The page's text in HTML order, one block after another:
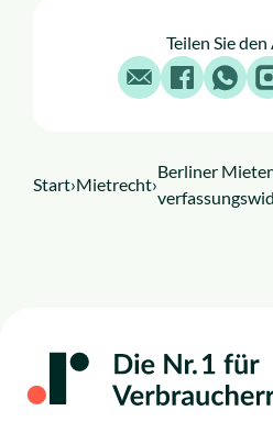
Teilen Sie
E-MailFacebook
Start›Mietrecht›
Berliner